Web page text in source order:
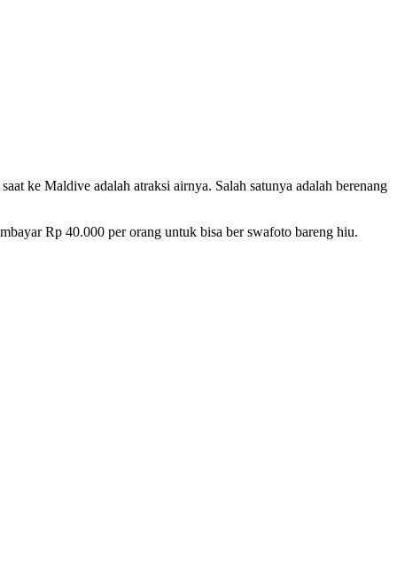
ke Maldive adalah atraksi airnya. Salah satunya adalah berenang
Rp 40.000 per orang untuk bisa ber swafoto bareng hiu.